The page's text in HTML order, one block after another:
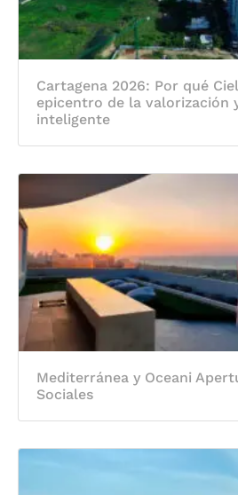
Cartagena 2026: Por qué
epicentro de la valorización
inteligente
Mediterránea y Oceani
Sociales